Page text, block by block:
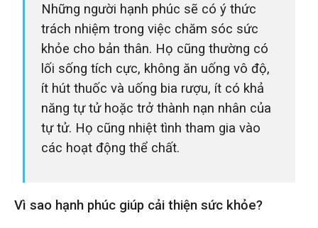
Những người hạnh phúc sẽ có ý thức
trách nhiệm trong việc chăm sóc sức
khỏe cho bản thân. Họ cũng thường có
lối sống tích cực, không ăn uống vô độ,
ít hút thuốc và uống bia rượu, ít có khả
năng tự tử hoặc trở thành nạn nhân của
tự tử. Họ cũng nhiệt tình tham gia vào
các hoạt động thể chất.
Vì sao hạnh phúc giúp cải thiện sức khỏe?